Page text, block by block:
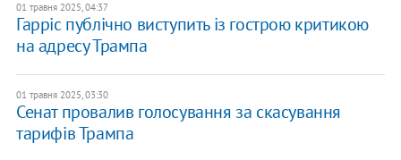
01 травня 2025, 04:37
Гарріс публічно виступить із гострою критикою
на адресу Трампа
01 травня 2025, 03:30
Сенат провалив голосування за скасування
тарифів Трампа